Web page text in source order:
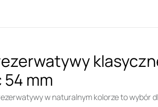
mm
w naturalnym kolorze to